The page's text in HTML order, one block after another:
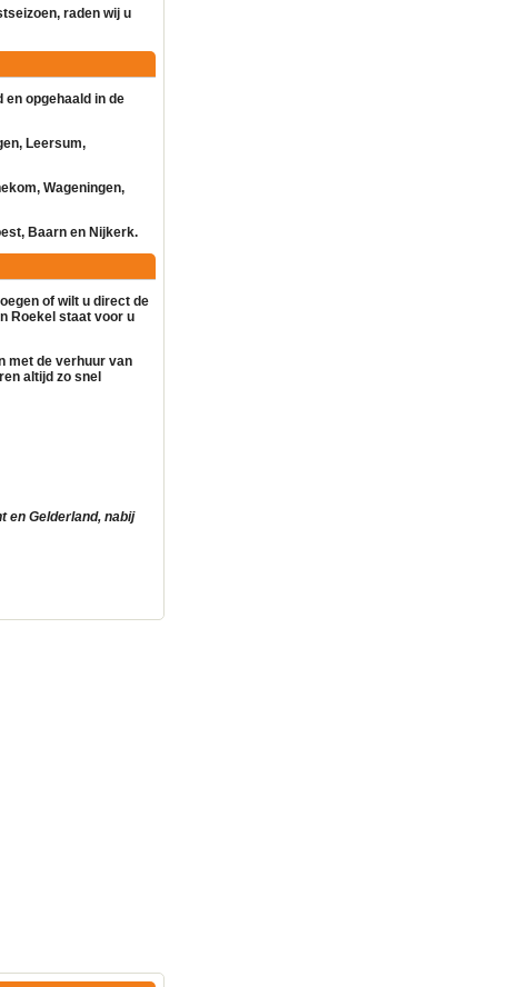
raden wij u
opgehaald in de
Leersum,
Wageningen,
Baarn en Nijkerk.
of wilt u direct de
Roekel staat voor u
met de verhuur van
altijd zo snel
en Gelderland, nabij